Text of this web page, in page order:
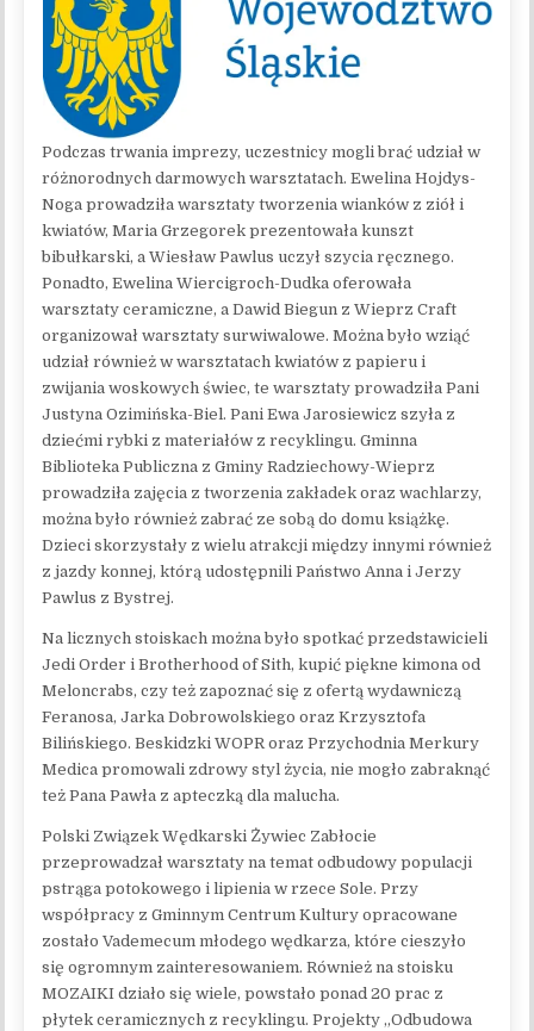
Podczas trwania imprezy, uczestnicy mogli brać udział w
różnorodnych darmowych warsztatach. Ewelina Hojdys-
Noga prowadziła warsztaty tworzenia wianków z ziół i
kwiatów, Maria Grzegorek prezentowała kunszt
bibułkarski, a Wiesław Pawlus uczył szycia ręcznego.
Ponadto, Ewelina Wiercigroch-Dudka oferowała
warsztaty ceramiczne, a Dawid Biegun z Wieprz Craft
organizował warsztaty surwiwalowe. Można było wziąć
udział również w warsztatach kwiatów z papieru i
zwijania woskowych świec, te warsztaty prowadziła Pani
Justyna Ozimińska-Biel. Pani Ewa Jarosiewicz szyła z
dziećmi rybki z materiałów z recyklingu. Gminna
Biblioteka Publiczna z Gminy Radziechowy-Wieprz
prowadziła zajęcia z tworzenia zakładek oraz wachlarzy,
można było również zabrać ze sobą do domu książkę.
Dzieci skorzystały z wielu atrakcji między innymi również
z jazdy konnej, którą udostępnili Państwo Anna i Jerzy
Pawlus z Bystrej.
Na licznych stoiskach można było spotkać przedstawicieli
Jedi Order i Brotherhood of Sith, kupić piękne kimona od
Meloncrabs, czy też zapoznać się z ofertą wydawniczą
Feranosa, Jarka Dobrowolskiego oraz Krzysztofa
Bilińskiego. Beskidzki WOPR oraz Przychodnia Merkury
Medica promowali zdrowy styl życia, nie mogło zabraknąć
też Pana Pawła z apteczką dla malucha.
Polski Związek Wędkarski Żywiec Zabłocie
przeprowadzał warsztaty na temat odbudowy populacji
pstrąga potokowego i lipienia w rzece Sole. Przy
współpracy z Gminnym Centrum Kultury opracowane
zostało Vademecum młodego wędkarza, które cieszyło
się ogromnym zainteresowaniem. Również na stoisku
MOZAIKI działo się wiele, powstało ponad 20 prac z
płytek ceramicznych z recyklingu. Projekty „Odbudowa